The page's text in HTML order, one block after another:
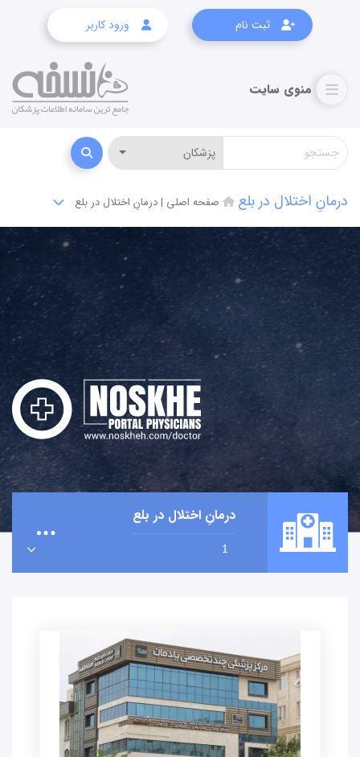
ثبت نام ورود کاربر
درمانِ اختلال در بلع صفحه اصلی |درمانِ اختلال در بلع
درمانِ اختلال در بلع
1